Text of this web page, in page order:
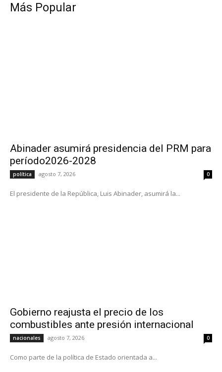
Más Popular
Abinader asumirá presidencia del PRM para
período2026-2028
política agosto 7, 2026 0
El presidente de la República, Luis Abinader, asumirá la...
Gobierno reajusta el precio de los
combustibles ante presión internacional
nacionales agosto 7, 2026 0
Como parte de la política de Estado orientada a...